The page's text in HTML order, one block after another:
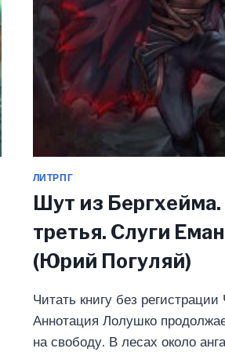
ЛИТРПГ
Шут из Бергхейма.
третья. Слуги
(Юрий Погуляй)
Читать книгу без регистрации
Аннотация Лолушко
на свободу. В лесах около